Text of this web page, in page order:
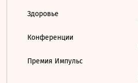
Здоровье
Конференции
Премия Импульс